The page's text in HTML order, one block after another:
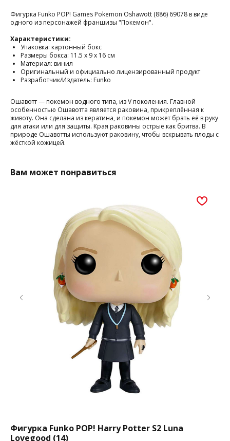
Фигурка Funko POP! Games Pokemon Oshawott (886) 69078 в виде
одного из персонажей франшизы "Покемон".
Характеристики:
Упаковка: картонный бокс
Размеры бокса: 11.5 х 9 х 16 см
Материал: винил
Оригинальный и официально лицензированный продукт
Разработчик/Издатель: Funko
Ошавотт — покемон водного типа, из V поколения. Главной
особенностью Ошавотта является раковина, прикреплённая к
животу. Она сделана из кератина, и покемон может брать её в руку
для атаки или для защиты. Края раковины острые как бритва. В
природе Ошавотты используют раковину, чтобы вскрывать плоды с
жёсткой кожицей.
Вам может понравиться
Фигурка Funko POP! Harry Potter S2 Luna
Lovegood (14)